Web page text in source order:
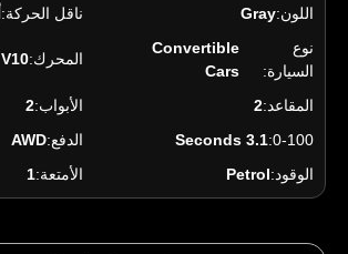
اللون:Gray ناقل الحركة:
نوع
السيارة:
Convertible
Cars
المحرك:V10
المقاعد:2 الأبواب:2
0-100:
3.1 Seconds الدفع:AWD
الوقود:Petrol الأمتعة:1